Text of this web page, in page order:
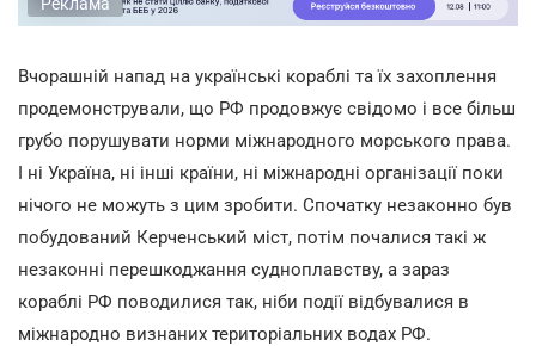
Вчорашній напад на українські кораблі та їх захоплення
продемонстрували, що РФ продовжує свідомо і все більш
грубо порушувати норми міжнародного морського права.
І ні Україна, ні інші країни, ні міжнародні організації поки
нічого не можуть з цим зробити. Спочатку незаконно був
побудований Керченський міст, потім почалися такі ж
незаконні перешкоджання судноплавству, а зараз
кораблі РФ поводилися так, ніби події відбувалися в
міжнародно визнаних територіальних водах РФ.